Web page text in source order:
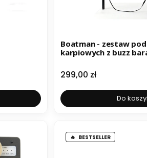
Boatman - zestaw
karpiowych z buzz
Cena
299,00 zł
Do
BESTSELLER